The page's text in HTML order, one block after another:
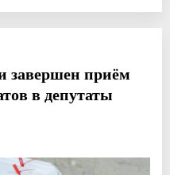
завершен приём
в депутаты